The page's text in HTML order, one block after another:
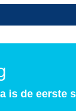
is de eerste